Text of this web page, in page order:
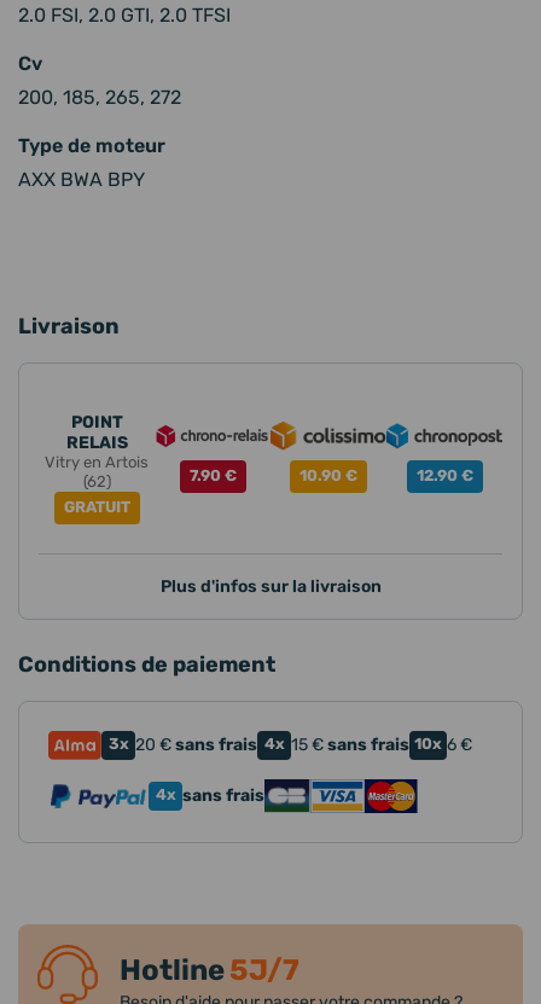
2.0 FSI, 2.0 GTI, 2.0 TFSI
Cv
200, 185, 265, 272
Type de moteur
AXX BWA BPY
Livraison
POINT
RELAIS
Vitry en Artois
(62)
GRATUIT
7.90 € 10.90 € 12.90 €
Plus d'infos sur la livraison
Conditions de paiement
3x 20 €sans frais 4x 15€sans frais 10x 6€
4x sans frais
Hotline5J/7